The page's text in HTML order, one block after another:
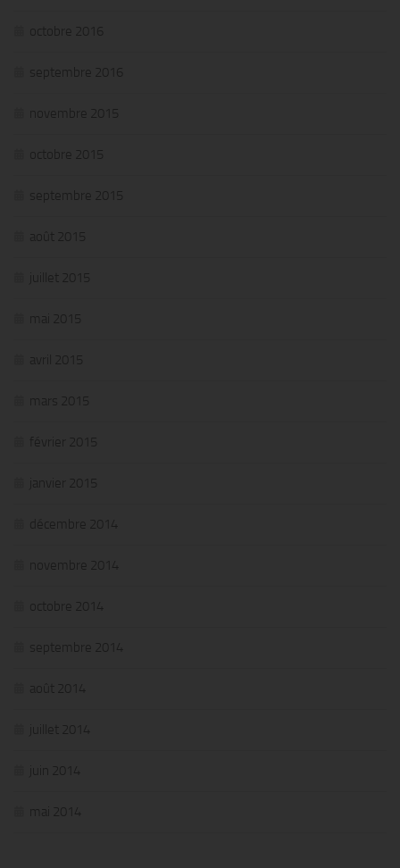
octobre 2016
septembre 2016
novembre 2015
octobre 2015
septembre 2015
août 2015
juillet 2015
mai 2015
avril 2015
mars 2015
février 2015
janvier 2015
décembre 2014
novembre 2014
octobre 2014
septembre 2014
août 2014
juillet 2014
juin 2014
mai 2014